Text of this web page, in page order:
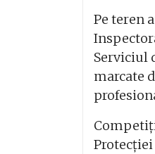
Pe teren
Serviciul
marcate